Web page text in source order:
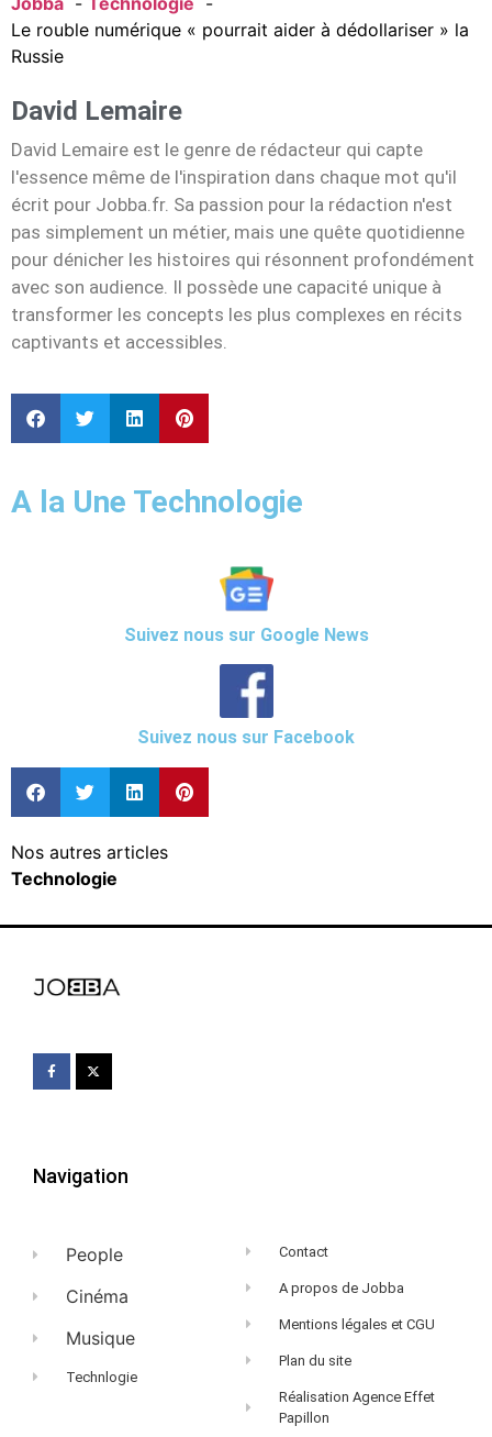
Le rouble numérique « pourrait aider à dédollariser » la
Russie
David Lemaire
David Lemaire est le genre de rédacteur qui capte
l'essence même de l'inspiration dans chaque mot qu'il
écrit pour Jobba.fr. Sa passion pour la rédaction n'est
pas simplement un métier, mais une quête quotidienne
pour dénicher les histoires qui résonnent profondément
avec son audience. Il possède une capacité unique à
transformer les concepts les plus complexes en récits
captivants et accessibles.
A la Une Technologie
Suivez nous sur Google News
Suivez nous sur Facebook
Nos autres articles
Technologie
Navigation
People
Cinéma
Musique
Technlogie
Contact
A propos de Jobba
Mentions légales et CGU
Plan du site
Réalisation Agence Effet
Papillon